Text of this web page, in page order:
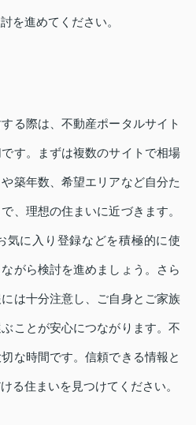
を進めてください。
る際は、不動産ポータルサイト
す。まずは複数のサイトで相場
築年数、希望エリアなど自分た
、理想の住まいに近づきます。
気に入り登録などを積極的に使
がら検討を進めましょう。さら
は十分注意し、ご自身とご家族
ことが安心につながります。不
な時間です。信頼できる情報と
る住まいを見つけてください。